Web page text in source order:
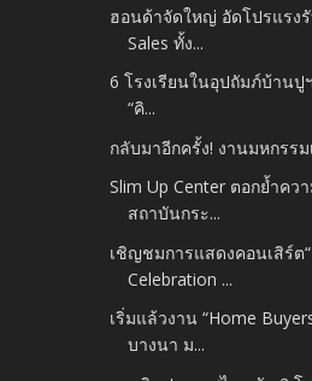
ฮอนด้าจัดใหญ่ อัดโปรแรง
Sales ทั้ง...
6 โรงเรียนในอุปถัมภ์บ้านปู
“คิ...
กลับมาอีกครั้ง! งานมหกรร
Slim Up Center ตอกย้ำคว
สถาบันกระ...
เชิญชมการแสดงคอนเสิร์ต
Celebration ...
เริ่มแล้วงาน “Home
บางนา ม...